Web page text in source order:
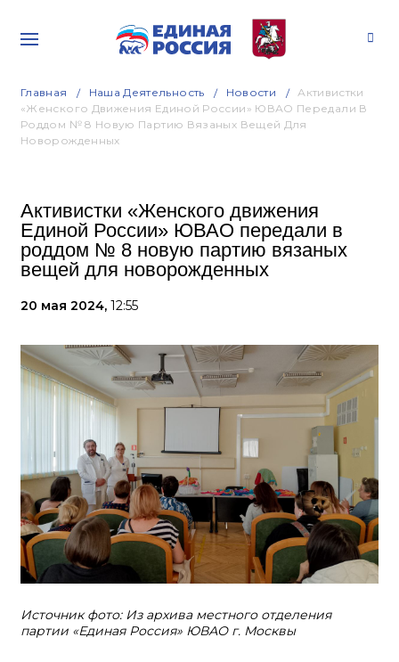
Главная Наша Деятельность Новости
Активистки
«Женского Движения Единой России» ЮВАО Передали В
Роддом № 8 Новую Партию Вязаных Вещей Для
Новорожденных
Активистки «Женского движения
Единой России» ЮВАО передали в
роддом № 8 новую партию вязаных
вещей для новорожденных
20 мая 2024, 12:55
Источник фото: Из архива местного отделения
партии «Единая Россия» ЮВАО г. Москвы